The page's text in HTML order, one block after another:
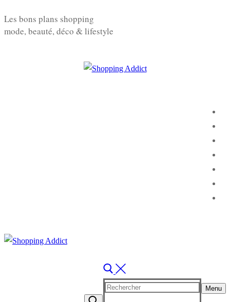
au
Les bons plans shopping
mode, beauté, déco & lifestyle
Rechercher
Menu